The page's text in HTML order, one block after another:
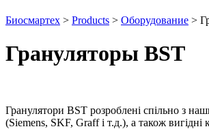
Биосмартех > Products > Оборудование >
Грануляторы BST
Гранулятори ВST розроблені спільно з
(Siemens, SKF, Graff і т.д.), а також